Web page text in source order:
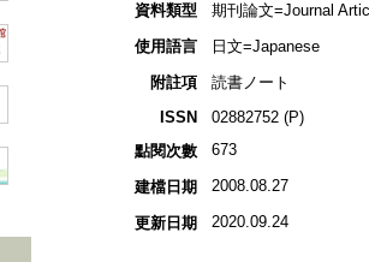
資料類型
期刊論文=Journal
使用語言
日文=Japanese
附註項
読書ノート
ISSN
02882752 (P)
點閱次數
673
建檔日期 2008.08.27
更新日期 2020.09.24